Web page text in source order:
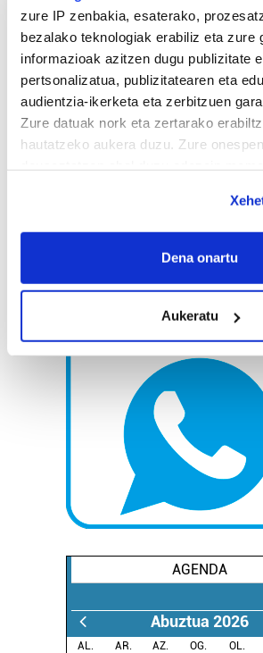
zure IP zenbakia, esaterako,
bezalako teknologiak erabiliz eta zure
informazioak azitzen dugu publizitate
pertsonalizatua, publizitatearen eta
audientzia-ikerketa eta zerbitzuen
Zure datuak nork eta zertarako
hautatzeko aukera duzu. Zure
If you allow, we would also like to:
Collect information about your
Identify your device by actively
specific characteristics
Find out more about how your
and set your preferences in the
Guk eta gure bazkideek zure datu
prozesatzen ditugu, zure IP zenbakia,
teknologia erabiliz, cookieak adibidez,
pertsonalizatuak eskaintzeko,
neurtzeko, jendeari buruzko
erabiltzen dituen hauta dezakezu.
interes komertzial legitimoetan
bazkideen zerrenda, beren ustez zein
Dena onartu
Aukeratu
AGENDA
Abuztua 2026
AL. AR. AZ. OG. OL.